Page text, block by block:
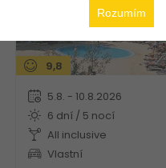
9,8
5.8. - 10.8.2026
6 dní / 5 nocí
All inclusive
Vlastní
Rozumím